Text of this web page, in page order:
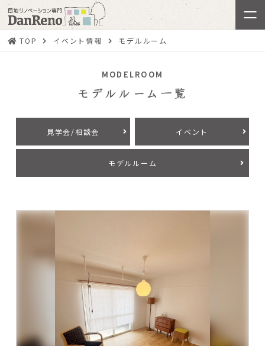
TOP イベント情報 モデルルーム
MODELROOM
モデルルーム一覧
見学会/相談会 イベント
モデルルーム